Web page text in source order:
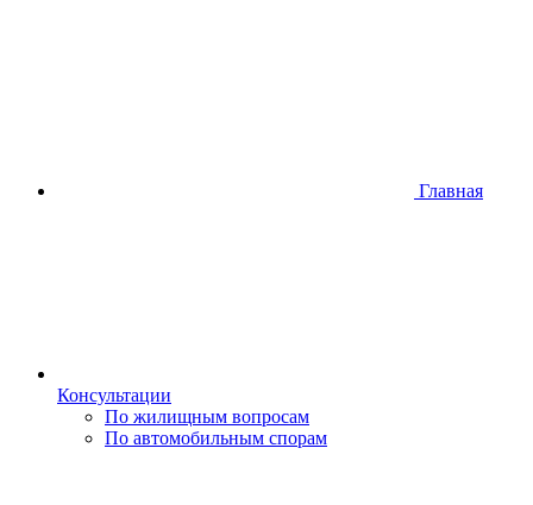
Главная
Консультации
По жилищным вопросам
По автомобильным спорам